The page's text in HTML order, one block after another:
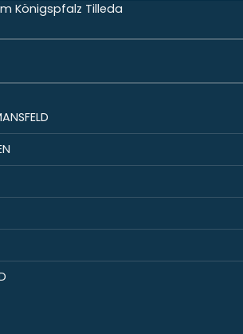
Königspfalz Tilleda